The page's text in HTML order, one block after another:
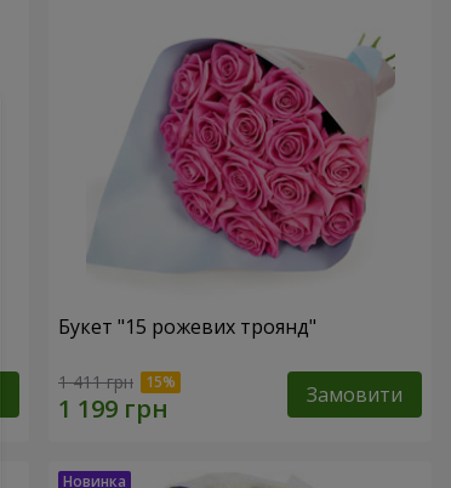
Букет "15 рожевих троянд"
1 411 грн Замовити